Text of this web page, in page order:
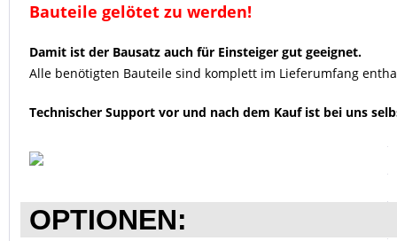
Bauteile gelötet zu werden!
Damit ist der Bausatz auch für Einsteiger gut geeignet.
Alle benötigten Bauteile sind komplett im Lieferumfang
Technischer Support vor und nach dem Kauf ist bei uns
OPTIONEN: